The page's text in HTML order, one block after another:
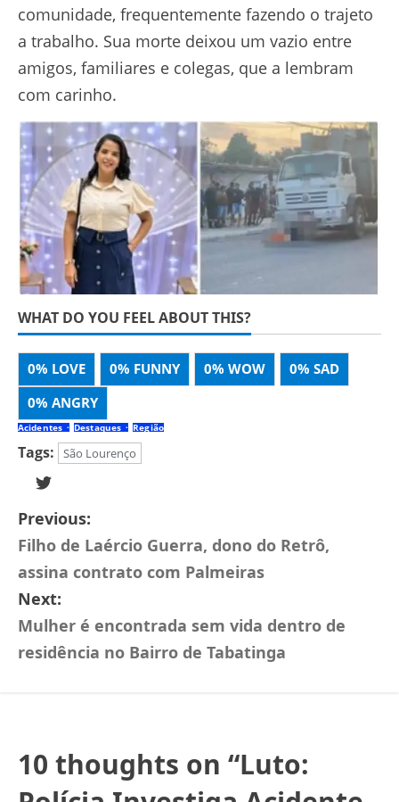
comunidade, frequentemente fazendo o trajeto
a trabalho. Sua morte deixou um vazio entre
amigos, familiares e colegas, que a lembram
com carinho.
WHAT DO YOU FEEL ABOUT THIS?
0% LOVE 0% FUNNY 0% WOW 0% SAD
0% ANGRY
Acidentes Destaques Região
Tags: São Lourenço
Previous:
Filho de Laércio Guerra, dono do Retrô,
assina contrato com Palmeiras
Next:
Mulher é encontrada sem vida dentro de
residência no Bairro de Tabatinga
10 thoughts on “Luto: